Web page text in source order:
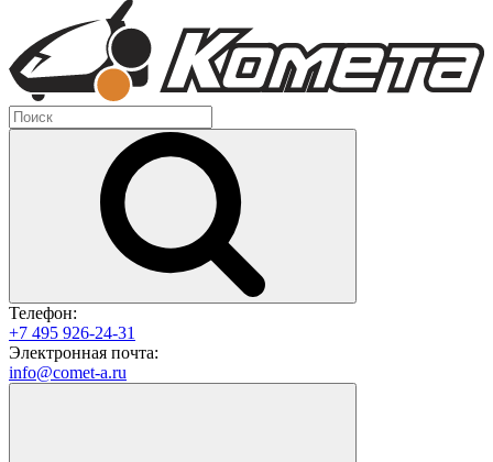
Телефон:
+7 495 926-24-31
Электронная почта:
info@comet-a.ru